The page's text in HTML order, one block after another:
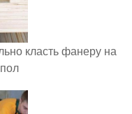
класть фанеру на